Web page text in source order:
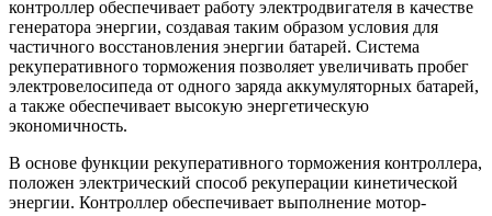
контроллер обеспечивает работу электродвигателя в качестве
генератора энергии, создавая таким образом условия для
частичного восстановления энергии батарей. Система
рекуперативного торможения позволяет увеличивать пробег
электровелосипеда от одного заряда аккумуляторных батарей,
а также обеспечивает высокую энергетическую
экономичность.
В основе функции рекуперативного торможения контроллера,
положен электрический способ рекуперации кинетической
энергии. Контроллер обеспечивает выполнение мотор-